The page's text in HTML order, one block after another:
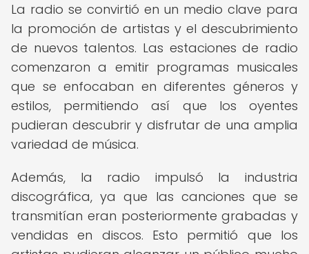
La radio se convirtió en un medio clave para
la promoción de artistas y el descubrimiento
de nuevos talentos. Las estaciones de radio
comenzaron a emitir programas musicales
que se enfocaban en diferentes géneros y
estilos, permitiendo así que los oyentes
pudieran descubrir y disfrutar de una amplia
variedad de música.
Además, la radio impulsó la industria
discográfica, ya que las canciones que se
transmitían eran posteriormente grabadas y
vendidas en discos. Esto permitió que los